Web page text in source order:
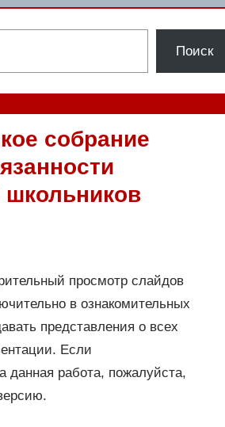
Поиск
собрание
школьников
просмотр слайдов
в ознакомительных
представления о всех
Если
данная работа, пожалуйста,